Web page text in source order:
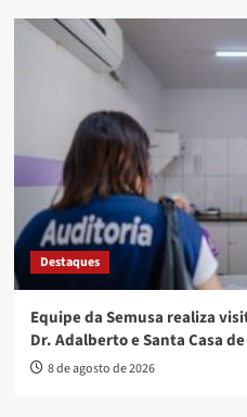
Destaques
Equipe da Semusa realiza
Dr. Adalberto e Santa Casa
8 de agosto de 2026